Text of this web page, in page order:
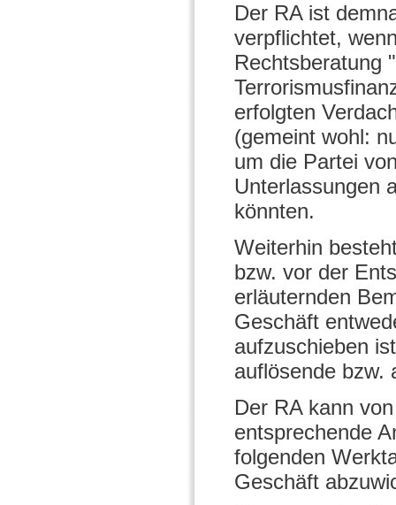
Der RA ist
verpflichtet,
Rechtsberatung
erfolgten
(gemeint wohl:
um die Partei
Unterlassungen
könnten.
Weiterhin
bzw. vor der
erläuternden
Geschäft
aufzuschieben
auflösende bzw.
Der RA kann
entsprechende
folgenden
Geschäft